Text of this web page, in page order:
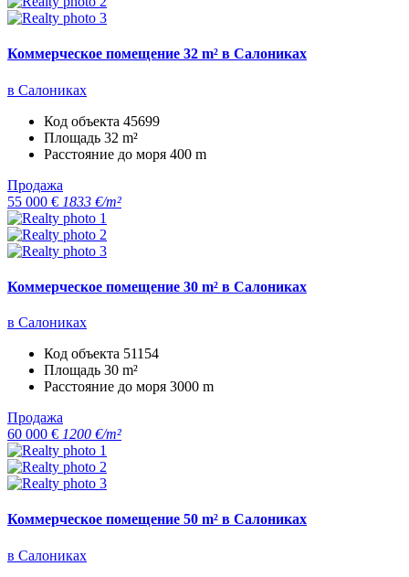
Коммерческое помещение 32 m² в Салониках
в Салониках
Код объекта 45699
Площадь 32 m²
Расстояние до моря 400 m
Продажа
55 000 € 1833 €/m²
Коммерческое помещение 30 m² в Салониках
в Салониках
Код объекта 51154
Площадь 30 m²
Расстояние до моря 3000 m
Продажа
60 000 € 1200 €/m²
Коммерческое помещение 50 m² в Салониках
в Салониках